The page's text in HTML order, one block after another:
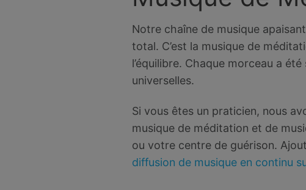
Notre chaîne de musique
total. C’est la musique de
l’équilibre. Chaque morceau a
universelles.
Si vous êtes un praticien, nous
musique de méditation et de
ou votre centre de guérison.
diffusion de musique en continu